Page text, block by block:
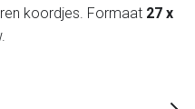
koordjes. Formaat 27 x